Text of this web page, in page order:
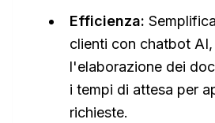
Efficienza:
clienti con chatbot
l'elaborazione dei
i tempi di attesa per
richieste.